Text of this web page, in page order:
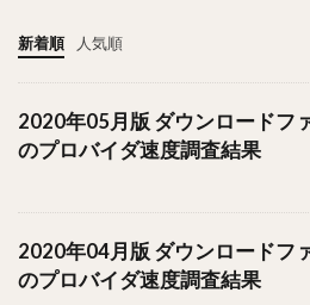
新着順 人気順
2020年05月版 ダウンロードフ
のプロバイダ速度調査結果
2020年04月版 ダウンロードフ
のプロバイダ速度調査結果